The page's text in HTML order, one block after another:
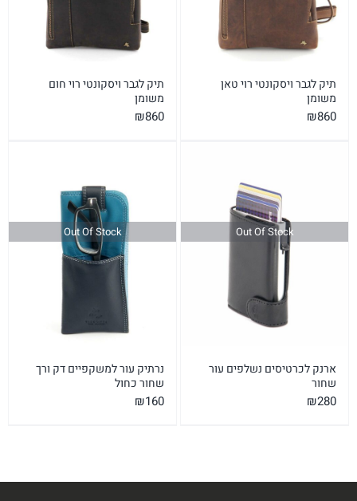
תיק לגבר ויסקונטי רוי טאן
משומן
₪860
תיק לגבר ויסקונטי רוי חום
משומן
₪860
Out Of Stock
ארנק לכרטיסים נשלפים עור
שחור
₪280
Out Of Stock
נרתיק עור למשקפיים דק ורך
שחור כחול
₪160